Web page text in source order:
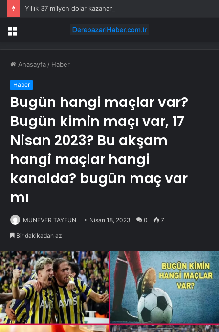
Menü
Anasayfa / Haber
Haber
Bugün hangi maçlar var?
Bugün kimin maçı var, 17
Nisan 2023? Bu akşam
hangi maçlar hangi
kanalda? bugün maç var
mı
MÜNEVER TAYFUN Nisan 18, 2023 0 7
Bir dakikadan az